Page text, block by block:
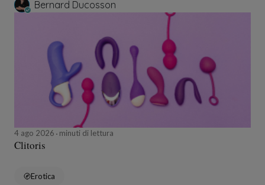
Bernard Ducosson
4 ago 2026 minuti di lettura
Clitoris
Erotica